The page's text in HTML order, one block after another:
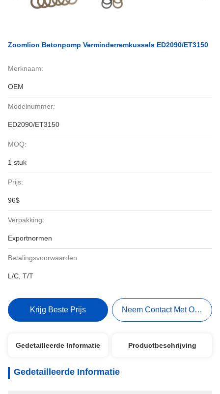
Zoomlion Betonpomp Verminderremkussels ED2090/ET3150
Merknaam:
OEM
Modelnummer:
ED2090/ET3150
MOQ:
1 stuk
Prijs:
96$
Verpakking:
Exportnormen
Betalingsvoorwaarden:
L/C, T/T
Krijg Beste Prijs Neem Contact Met Ons Op
Gedetailleerde Informatie Productbeschrijving
Gedetailleerde Informatie